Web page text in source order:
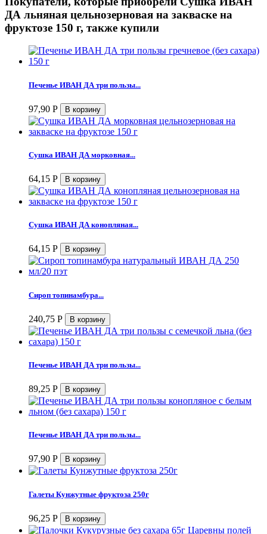
ДА льняная цельнозерновая на закваске на
фруктозе 150 г, также купили
Печенье ИВАН ДА три пользы...
97,90 Р
Сушка ИВАН ДА морковная...
64,15 Р
Сушка ИВАН ДА конопляная...
64,15 Р
Сироп топинамбура...
240,75 Р
Печенье ИВАН ДА три пользы...
89,25 Р
Печенье ИВАН ДА три пользы...
97,90 Р
Галеты Кунжутные фруктоза 250г
96,25 Р